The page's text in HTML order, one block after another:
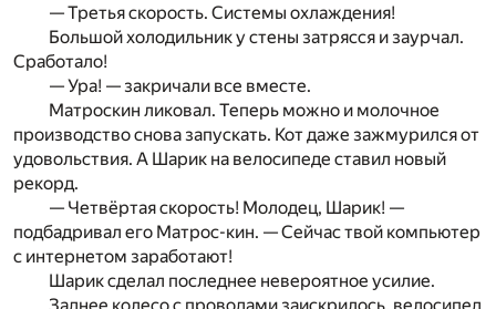
— Третья скорость. Системы охлаждения!
Большой холодильник у стены затрясся и заурчал.
Сработало!
— Ура! — закричали все вместе.
Матроскин ликовал. Теперь можно и молочное
производство снова запускать. Кот даже зажмурился от
удовольствия. А Шарик на велосипеде ставил новый
рекорд.
— Четвёртая скорость! Молодец, Шарик! —
подбадривал его Матрос-кин. — Сейчас твой компьютер
с интернетом заработают!
Шарик сделал последнее невероятное усилие.